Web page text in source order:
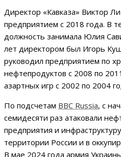
Директор «Кавказа» Виктор
предприятием с 2018 года. В
должность занимала Юлия
лет директором был Игорь
руководил предприятием по
нефтепродуктов с 2008 по
азартных игр с 2002 по 2004
По подсчетам BBC Russia, с
семидесяти раз атаковали
предприятия и
территории России и в
В мае 2024 года армия